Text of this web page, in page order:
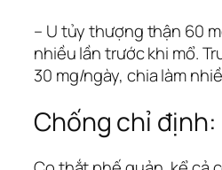
– U tủy thượng thận 60
nhiều lần trước khi mổ.
30 mg/ngày, chia làm
Chống chỉ định: